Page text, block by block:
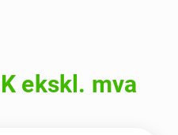
ekskl. mva